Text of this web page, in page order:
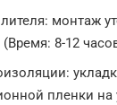
монтаж
8-12
пленки на